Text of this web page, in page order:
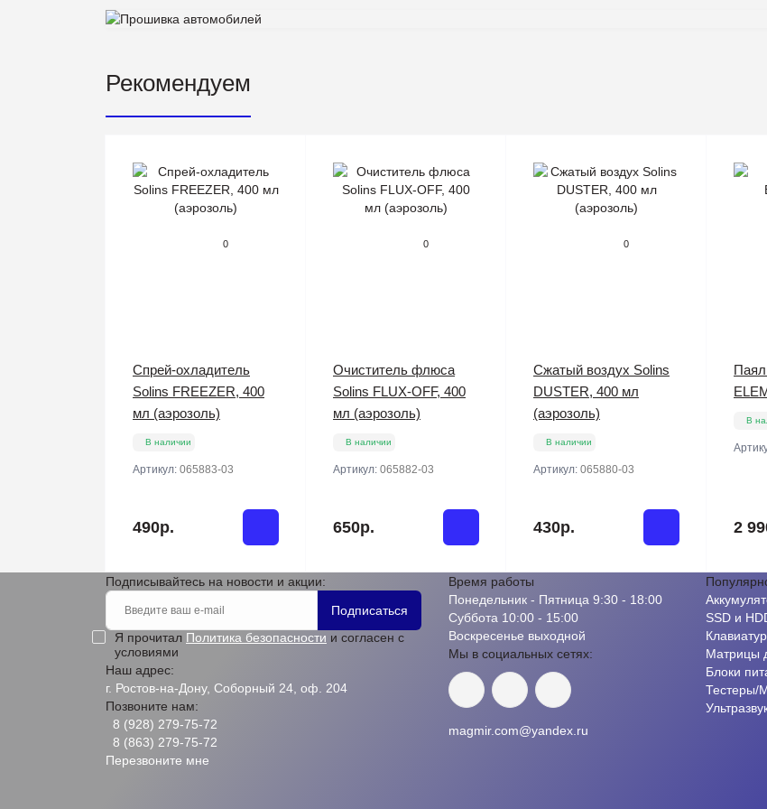
Рекомендуем
0
Спрей-охладитель
Solins FREEZER, 400
мл (аэрозоль)
В наличии
Артикул: 065883-03
490р.
0
Очиститель флюса
Solins FLUX-OFF, 400
мл (аэрозоль)
В наличии
Артикул: 065882-03
650р.
0
Сжатый воздух Solins
DUSTER, 400 мл
(аэрозоль)
В наличии
Артикул: 065880-03
430р.
В
2
Подписывайтесь на новости и акции:
Подписаться
Я прочитал Политика безопасности и согласен с
условиями
Наш адрес:
г. Ростов-на-Дону, Соборный 24, оф. 204
Позвоните нам:
8 (928) 279-75-72
8 (863) 279-75-72
Перезвоните мне
Время работы
Понедельник - Пятница 9:30 - 18:00
Суббота 10:00 - 15:00
Воскресенье выходной
Мы в социальных сетях:
magmir.com@yandex.ru
SSD и
Матрицы
Блоки
Тестеры/